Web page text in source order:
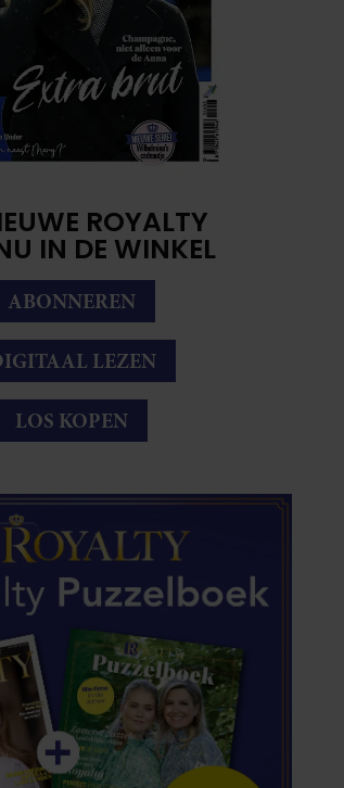
ROYALTY
IN DE WINKEL
ABONNEREN
LEZEN
LOS KOPEN